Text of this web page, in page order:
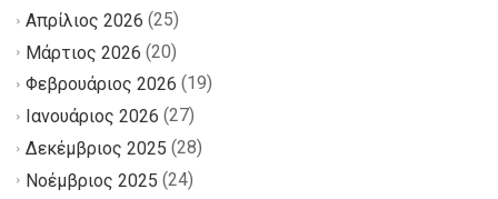
Απρίλιος 2026 (25)
Μάρτιος 2026 (20)
Φεβρουάριος 2026 (19)
Ιανουάριος 2026 (27)
Δεκέμβριος 2025 (28)
Νοέμβριος 2025 (24)